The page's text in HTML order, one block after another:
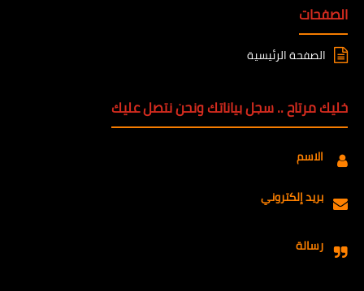
الصفحات
الصفحة الرئيسية
خليك مرتاح .. سجل بياناتك ونحن نتصل عليك
الاسم
بريد إلكتروني
رسالة